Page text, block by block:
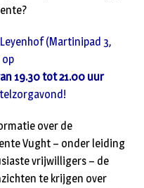
(Martinipad 3,
op
19.30 tot 21.00 uur
over de
Vught – onder leiding
vrijwilligers – de
te krijgen over